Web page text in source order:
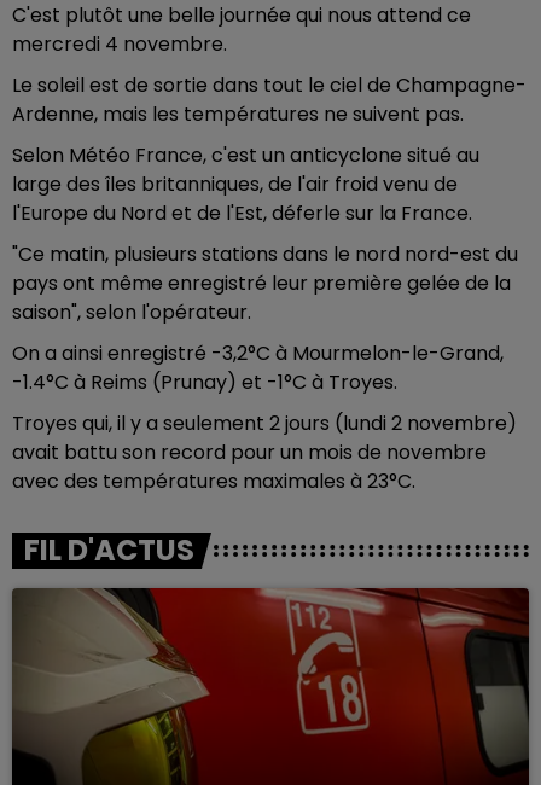
C'est plutôt une belle journée qui nous attend ce
mercredi 4 novembre.
Le soleil est de sortie dans tout le ciel de Champagne-
Ardenne, mais les températures ne suivent pas.
Selon Météo France, c'est un anticyclone situé au
large des îles britanniques, de l'air froid venu de
l'Europe du Nord et de l'Est, déferle sur la France.
"Ce matin, plusieurs stations dans le nord nord-est du
pays ont même enregistré leur première gelée de la
saison", selon l'opérateur.
On a ainsi enregistré -3,2°C à Mourmelon-le-Grand,
-1.4°C à Reims (Prunay) et -1°C à Troyes.
Troyes qui, il y a seulement 2 jours (lundi 2 novembre)
avait battu son record pour un mois de novembre
avec des températures maximales à 23°C.
FIL D'ACTUS